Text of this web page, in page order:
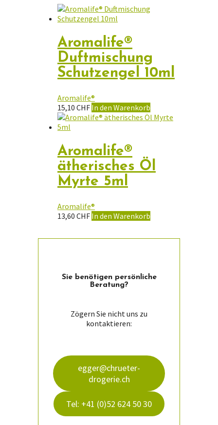
Aromalife®
Duftmischung
Schutzengel 10ml
Aromalife®
15,10 CHF In den Warenkorb
Aromalife®
ätherisches Öl
Myrte 5ml
Aromalife®
13,60 CHF In den Warenkorb
Sie ­benötigen persön­liche
Beratung?
Zögern Sie nicht uns zu
kontaktieren:
egger@chrueter-
drogerie.ch
Tel: +41 (0)52 624 50 30